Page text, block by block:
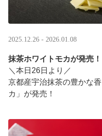
2025.12.26 - 2026.01.08
抹茶ホワイトモカが発売！
＼本日26日より／
京都産宇治抹茶の豊かな
カ」が発売！